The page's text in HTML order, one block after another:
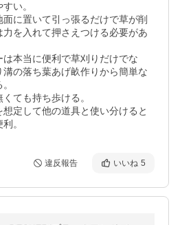
い。
に置いて引っ張るだけで草が削
を入れて押さえつける必要があ
本当に便利で草刈りだけでな
溝の落ち葉あげ畝作りから簡単な
ても持ち歩ける。
定して他の道具と使い分けると
。
違反報告 いいね 5